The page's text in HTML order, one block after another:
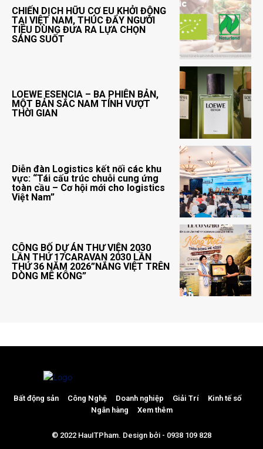
CHIẾN DỊCH HỮU CƠ EU KHỞI ĐỘNG
TẠI VIỆT NAM, THÚC ĐẨY NGƯỜI
TIÊU DÙNG ĐƯA RA LỰA CHỌN
SÁNG SUỐT
LOEWE ESENCIA – BA PHIÊN BẢN,
MỘT BẢN SẮC NAM TÍNH VƯỢT
THỜI GIAN
Diễn đàn Logistics kết nối các khu
vực: “Tái cấu trúc chuỗi cung ứng
toàn cầu – Cơ hội mới cho logistics
Việt Nam”
CÔNG BỐ DỰ ÁN THƯ VIỆN 2030
LẦN THỨ 17CARAVAN 2030 LẦN
THỨ 36 NĂM 2026”NẮNG VIỆT TRÊN
DÒNG MÊ KÔNG”
Bất động sản Công Nghệ Doanh nghiệp Giải Trí
Kinh tế số
Ngân hàng
Xem thêm
© 2022 HauITPham. Design bởi - 0938 109 828